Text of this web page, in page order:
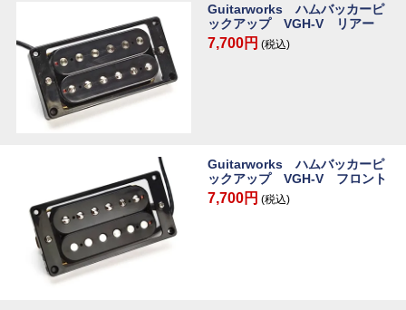
Guitarworks ハムバッカーピ
ックアップ VGH-V リアー
7,700円 (税込)
Guitarworks ハムバッカーピ
ックアップ VGH-V フロント
7,700円 (税込)